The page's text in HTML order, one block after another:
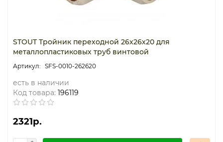
STOUT Тройник переходной 26х26х20 для
металлопластиковых труб винтовой
SFS-0010-262620
есть в наличии
Код товара: 196119
2321р.